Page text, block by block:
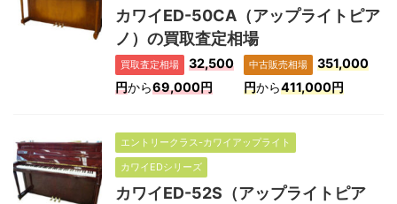
カワイED-50CA（アップライトピア
ノ）の買取査定相場
買取査定相場
32,500
円から69,000円
中古販売相場
351,000
円から411,000円
エントリークラス-カワイアップライト
カワイEDシリーズ
カワイED-52S（アップライトピア